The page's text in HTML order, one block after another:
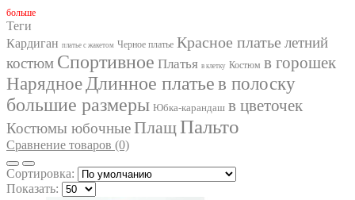
GIZART
GOLDEN VALLEY
INPOINT
IVA
IVELTA PLUS
JURIMEX
KALORIS
LA KONA
LADIS LINE
LADY SECRET
LADY STYLE CLASSIC
бoльше
Теги
Кардиган платье с жакетом Черное платье Красное платье летний
костюм Спортивное Платья в клетку Костюм в горошек
Нарядное Длинное платье в полоску
большие размеры Юбка-карандаш в цветочек
Костюмы юбочныеПлащПальто
Сравнение товаров (0)
Сортировка:
Показать: